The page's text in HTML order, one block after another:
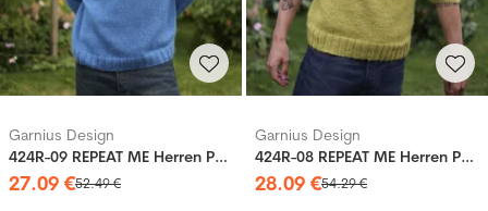
Garnius Design
424R-09 REPEAT ME Herren Pullover
27.09 €52.49€
Garnius Design
424R-08 REPEAT ME Herren Pullover
28.09 €54.29€